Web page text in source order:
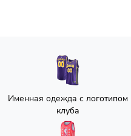
Именная одежда с логотипом
клуба